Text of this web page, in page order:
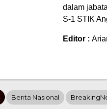
dalam
S-1 STIK
Editor :
Berita Nasional